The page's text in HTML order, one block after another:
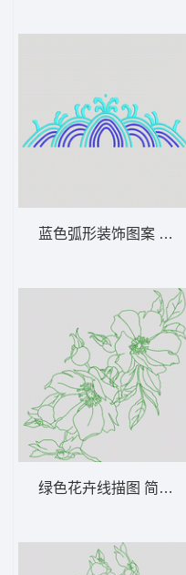
蓝色弧形装饰图案 波浪
绿色花卉线描图 简笔花